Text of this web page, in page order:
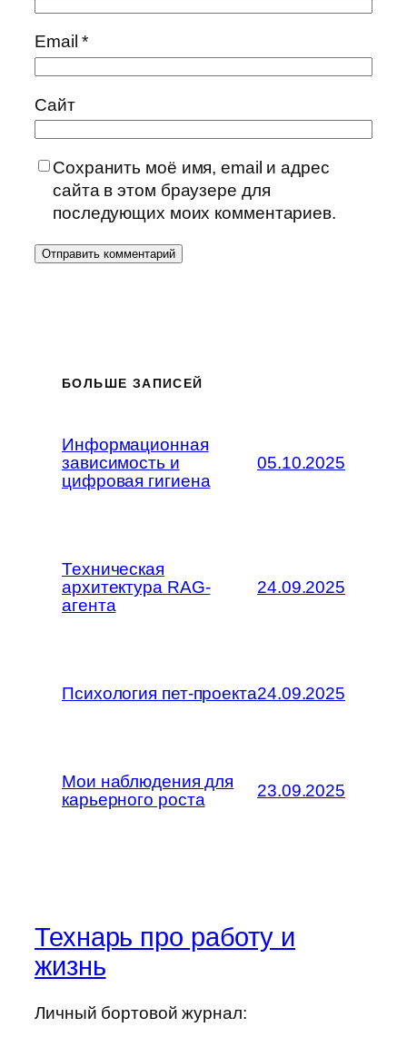
Email*
Сайт
Сохранить моё имя, email и адрес
сайта в этом браузере для
последующих моих комментариев.
БОЛЬШЕ ЗАПИСЕЙ
Информационная
зависимость и
цифровая гигиена
05.10.2025
Техническая
архитектура RAG-
агента
24.09.2025
Психология пет-проекта24.09.2025
Мои наблюдения для
карьерного роста
23.09.2025
Технарь про работу и
жизнь
Личный бортовой журнал: